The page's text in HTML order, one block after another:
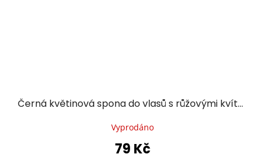
Černá květinová spona do vlasů s růžovými kvítky
Vyprodáno
79 Kč